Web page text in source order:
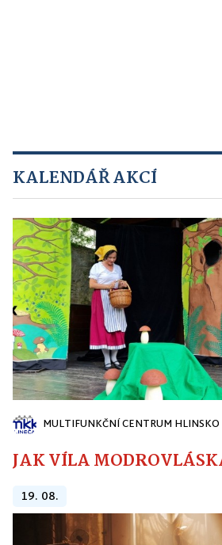
KALENDÁŘ AKCÍ
MULTIFUNKČNÍ CENTRUM HLINSKO
JAK VÍLA
19. 08.